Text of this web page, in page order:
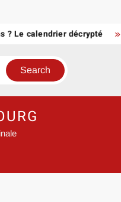
? Le calendrier décrypté